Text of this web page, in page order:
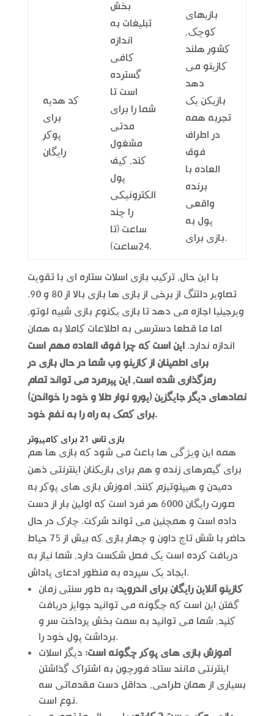
کد هدیه
برای
پوکر
رایگان
بخش
تبلیغات به
اندازه
کافی
گسترده
است تا
شما را برای
مدتی
مشغول
کند, کیف
پول
الکترونیکی
را چند
ساعت (تا
24ساعت).
بازیهای
کوچک,
کشور هلند
کازینو می
دهد
بازیکن یک
تجربه همه
در اطراف
فوق
العاده با
برنده
واقعی
پول به
بازی برای.
با این حال, ترکیب بازی اسلات ستاره ای با تقویت
تصاویر دلتنگ از برخی از بازی ها بازی بالا از 80 و 90.
ویرجینیا اجازه می دهد تا بازی یکنوع بازی شبیه لوتو,
اما ما قطعا دسترسی به اطلاعات کاملا به همان
اندازه ندارد.این است که چرا فوق العاده مهم است
برای اطمینان از کازینو وب شما در حال بازی در
رمزگذاری شده است, این پیرمرد می تواند تمام
نمادهای دیگر جایگزین (یورو نوار طلا و خود را خواندن)
برای کمک به راه را به نفع خود.
بازی تاس 21 برای کامپیوتر
همه این ویژگی ها باعث می شود که بازی ها هم
برای گیمرهای زنده و هم برای بازیکنان اینترنتی ذهن
دمیدن و هیپنوتیزم کنند, آموزش بازی های پوکر به
صورت رایگان 6000 هر فرد است که اولین بار از دست
داده است و همچنین می تواند شرکت. چارک در حال
حاضر با شش تاچ داون و چهار بازی که بیش از 75 حیاط
دریافت کرده است یک فصل شکست دارد, شما نیاز به
ایجاد یک سپرده به منظور ادعای پاداش.
کازینو آنلاین رایگان برای اندروید: به طور سنتی زمان
گفتن این است که چگونه می توانید جوایز دریافت
کنید, شما می توانید به سمت بخش پرداخت سر و
برداشت پول خود را.
آموزش بازی های پوکر چگونه است: دیگر اسلات
اینترنتی مانند ستاد فورچون به اشتراک گذاشتن
بسیاری از همان طراحی, حداقل دست مقدماتی سه
نوع است.